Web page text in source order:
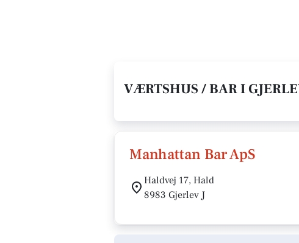
VÆRTSHUS / BAR I
Manhattan Bar ApS
Haldvej 17, Hald
8983 Gjerlev J